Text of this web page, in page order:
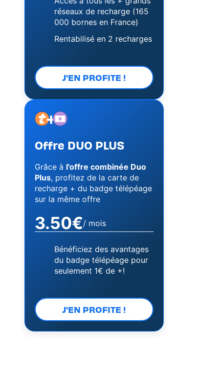
réseaux de recharge (165
000 bornes en France)
Rentabilisé en 2 recharges
J'EN PROFITE !
Image
+Image
Offre DUO PLUS
Grâce à l'offre combinée Duo
Plus, profitez de la carte de
recharge + du badge télépéage
sur la même offre
3.50€/ mois
Bénéficiez des avantages
du badge télépéage pour
seulement 1€ de +!
J'EN PROFITE !